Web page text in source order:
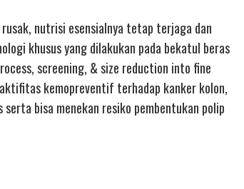
nutrisi esensialnya tetap terjaga dan
khusus yang dilakukan pada bekatul beras
screening, & size reduction into fine
kemopreventif terhadap kanker kolon,
bisa menekan resiko pembentukan polip